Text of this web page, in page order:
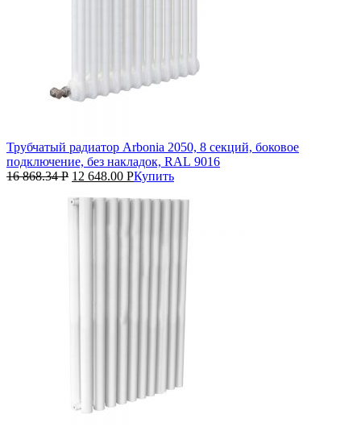
Трубчатый радиатор Arbonia 2050, 8 секций, боковое
подключение, без накладок, RAL 9016
16 868.34Р 12 648.00 РКупить